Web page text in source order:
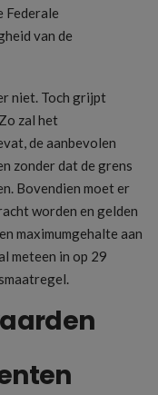
Federale
van de
niet. Toch grijpt
zal het
de aanbevolen
zonder dat de grens
Bovendien moet er
worden en gelden
maximumgehalte aan
meteen in op 29